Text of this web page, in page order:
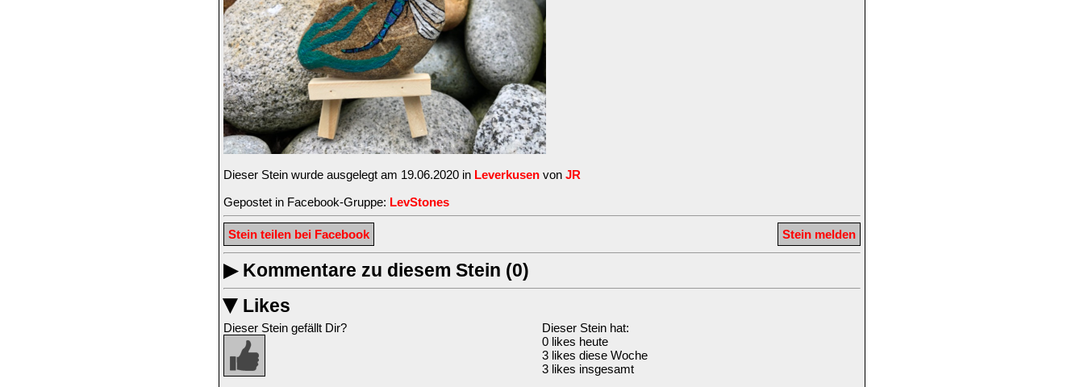
Dieser Stein wurde ausgelegt am 19.06.2020 in Leverkusen von JR
Gepostet in Facebook-Gruppe: LevStones
Stein melden
Stein teilen bei Facebook
▶Kommentare zu diesem Stein (0)
▶ Likes
Dieser Stein gefällt Dir?
Dieser Stein hat:
0 likes heute
3 likes diese Woche
3 likes insgesamt